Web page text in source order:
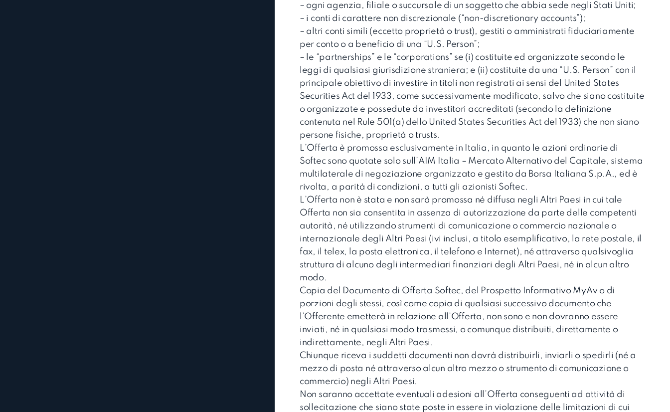
– ogni agenzia, filiale o succursale di un soggetto che abbia sede negli Stati Uniti;
– i conti di carattere non discrezionale (“non-discretionary accounts”);
– altri conti simili (eccetto proprietà o trust), gestiti o amministrati fiduciariamente
per conto o a beneficio di una “U.S. Person”;
– le “partnerships” e le “corporations” se (i) costituite ed organizzate secondo le
leggi di qualsiasi giurisdizione straniera; e (ii) costituite da una “U.S. Person” con il
principale obiettivo di investire in titoli non registrati ai sensi del United States
Securities Act del 1933, come successivamente modificato, salvo che siano costituite
o organizzate e possedute da investitori accreditati (secondo la definizione
contenuta nel Rule 501(a) dello United States Securities Act del 1933) che non siano
persone fisiche, proprietà o trusts.
L’Offerta è promossa esclusivamente in Italia, in quanto le azioni ordinarie di
Softec sono quotate solo sull’AIM Italia – Mercato Alternativo del Capitale, sistema
multilaterale di negoziazione organizzato e gestito da Borsa Italiana S.p.A., ed è
rivolta, a parità di condizioni, a tutti gli azionisti Softec.
L’Offerta non è stata e non sarà promossa né diffusa negli Altri Paesi in cui tale
Offerta non sia consentita in assenza di autorizzazione da parte delle competenti
autorità, né utilizzando strumenti di comunicazione o commercio nazionale o
internazionale degli Altri Paesi (ivi inclusi, a titolo esemplificativo, la rete postale, il
fax, il telex, la posta elettronica, il telefono e Internet), né attraverso qualsivoglia
struttura di alcuno degli intermediari finanziari degli Altri Paesi, né in alcun altro
modo.
Copia del Documento di Offerta Softec, del Prospetto Informativo MyAv o di
porzioni degli stessi, così come copia di qualsiasi successivo documento che
l’Offerente emetterà in relazione all’Offerta, non sono e non dovranno essere
inviati, né in qualsiasi modo trasmessi, o comunque distribuiti, direttamente o
indirettamente, negli Altri Paesi.
Chiunque riceva i suddetti documenti non dovrà distribuirli, inviarli o spedirli (né a
mezzo di posta né attraverso alcun altro mezzo o strumento di comunicazione o
commercio) negli Altri Paesi.
Non saranno accettate eventuali adesioni all’Offerta conseguenti ad attività di
sollecitazione che siano state poste in essere in violazione delle limitazioni di cui